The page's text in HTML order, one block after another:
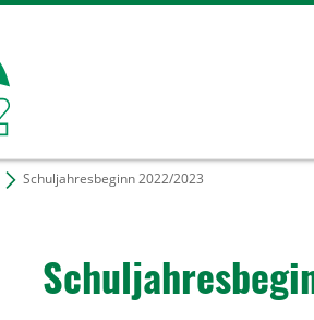
Schuljahresbeginn 2022/2023